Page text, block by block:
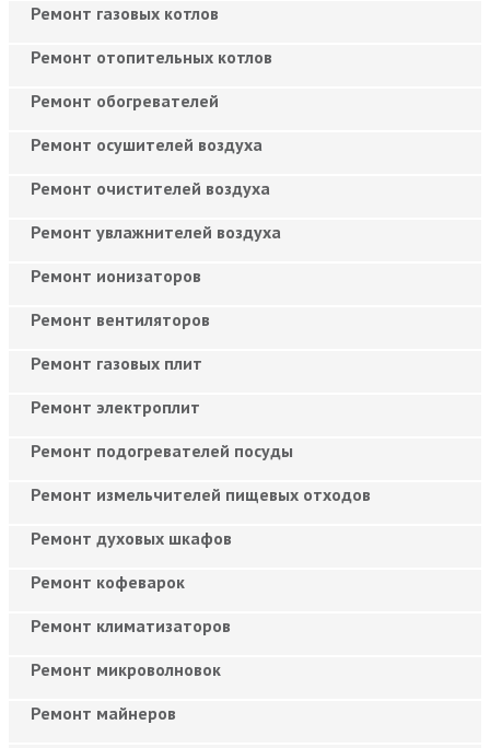
Ремонт газовых котлов
Ремонт отопительных котлов
Ремонт обогревателей
Ремонт осушителей воздуха
Ремонт очистителей воздуха
Ремонт увлажнителей воздуха
Ремонт ионизаторов
Ремонт вентиляторов
Ремонт газовых плит
Ремонт электроплит
Ремонт подогревателей посуды
Ремонт измельчителей пищевых отходов
Ремонт духовых шкафов
Ремонт кофеварок
Ремонт климатизаторов
Ремонт микроволновок
Ремонт майнеров